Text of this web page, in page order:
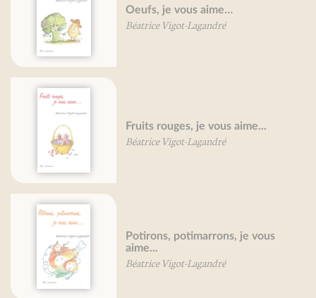
Oeufs, je vous aime…
Béatrice Vigot-Lagandré
Fruits rouges, je vous aime...
Béatrice Vigot-Lagandré
Potirons, potimarrons, je vous
aime...
Béatrice Vigot-Lagandré